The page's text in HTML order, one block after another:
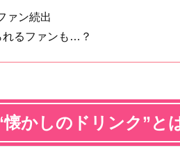
ァン続出
れるファンも…？
懐かしのドリンク”と